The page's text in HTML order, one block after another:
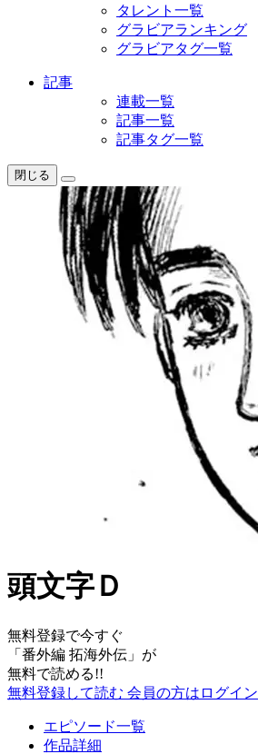
タレント一覧
グラビアランキング
グラビアタグ一覧
記事
連載一覧
記事一覧
記事タグ一覧
閉じる
頭文字Ｄ
無料登録で今すぐ
「 番外編 拓海外伝 」が
無料で読める!!
無料登録して読む 会員の方はログイン
エピソード一覧
作品詳細